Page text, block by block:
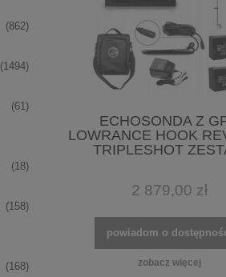
(862)
(1494)
(61)
(18)
(158)
(168)
ECHOSONDA Z
LOWRANCE HOOK
TRIPLESHOT
2 879,00 zł
powiadom o
zobacz więcej